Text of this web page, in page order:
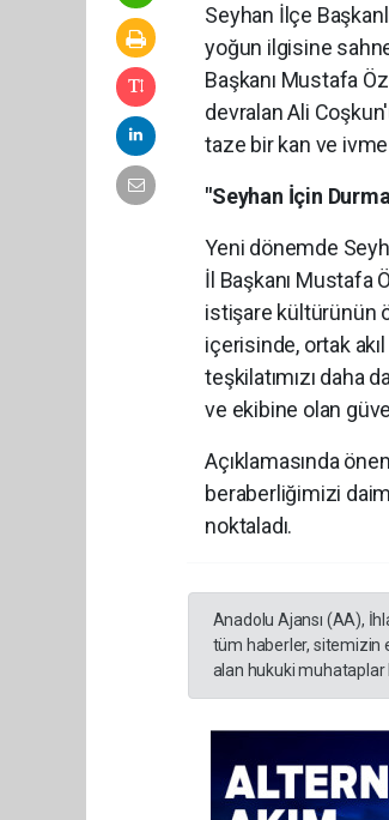
Seyhan İlçe
yoğun ilgisine
Başkanı Mustafa
devralan Ali
taze bir kan ve ivme
"Seyhan İçin
Yeni dönemde
İl Başkanı Mustafa
istişare kültürünün
içerisinde, ortak
teşkilatımızı daha
ve ekibine olan
Açıklamasında
beraberliğimizi
noktaladı.
Anadolu Ajansı (AA),
tüm haberler, sitemizin
alan hukuki muhataplar